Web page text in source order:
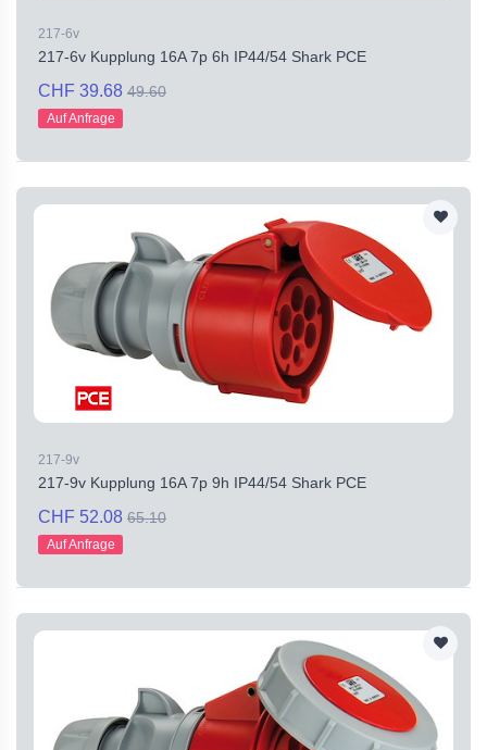
217-6v
217-6v Kupplung 16A 7p 6h IP44/54 Shark PCE
CHF 39.68 49.60
Auf Anfrage
217-9v
217-9v Kupplung 16A 7p 9h IP44/54 Shark PCE
CHF 52.08 65.10
Auf Anfrage